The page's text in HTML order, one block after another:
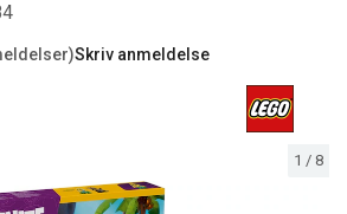
1 / 8
Skriv anmeldelse